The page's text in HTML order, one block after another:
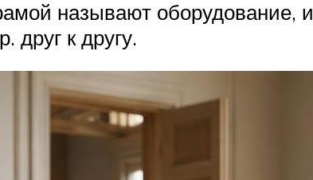
называют
друг к другу.